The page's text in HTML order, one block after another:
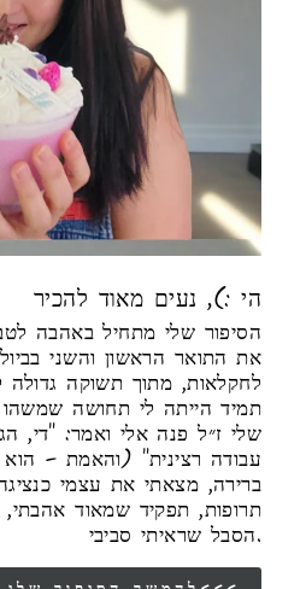
הי :), נעים מאוד להכיר
הסיפור שלי מתחיל באהבה
את התואר הראשון והשני
לחקלאות, מתוך תשוקה
תמיד הייתה לי תחושה
שלי ז״ל פנה אלי ואמר: "די,
עבודה רצינית" (והאמת –
ברירה, מצאתי את עצמי
תרופות, תפקיד שמאוד
הסבל שראיתי סביבי.